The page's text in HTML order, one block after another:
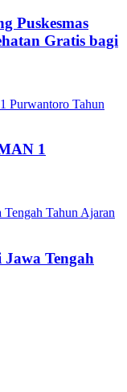
Puskesmas
Gratis bagi
1
Tengah